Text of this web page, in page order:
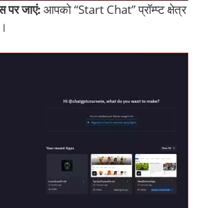
पर जाएं: आपको “Start Chat” प्रॉम्प्ट क्षेत्र